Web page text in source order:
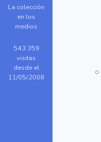
La colección
en los
medios
543.359
visitas
desde el
11/05/2008